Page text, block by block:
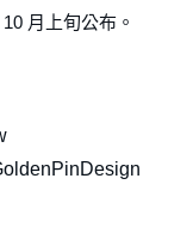
月上旬公布。